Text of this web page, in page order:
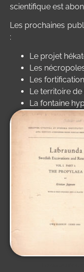
scientifique est
Les prochaines
:
Le projet
Les
Les
Le territoire
La fontaine